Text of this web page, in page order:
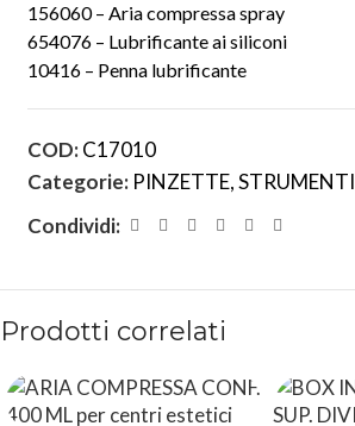
156060 – Aria compressa spray
654076 – Lubrificante ai siliconi
10416 – Penna lubrificante
COD:C17010
Categorie: PINZETTE,STRUMENTI
Condividi:
Prodotti correlati